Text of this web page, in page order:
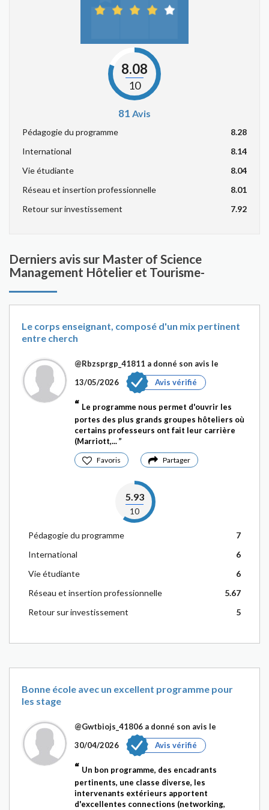
8.08
10
81 Avis
Pédagogie du programme
8.28
International
8.14
Vie étudiante
8.04
Réseau et insertion professionnelle
8.01
Retour sur investissement
7.92
Derniers avis sur Master of Science
Management Hôtelier et Tourisme-
Le corps enseignant, composé d'un mix pertinent
entre cherch
@Rbzsprgp_41811 a donné son avis le
13/05/2026
Avis vérifié
Le programme nous permet d'ouvrir les
portes des plus grands groupes hôteliers où
certains professeurs ont fait leur carrière
(Marriott,...
Favoris Partager
5.93
10
Pédagogie du programme
7
International
6
Vie étudiante
6
Réseau et insertion professionnelle
5.67
Retour sur investissement
5
Bonne école avec un excellent programme pour
les stage
@Gwtbiojs_41806 a donné son avis le
30/04/2026
Avis vérifié
Un bon programme, des encadrants
pertinents, une classe diverse, les
intervenants extérieurs apportent
d'excellentes connections (networking,